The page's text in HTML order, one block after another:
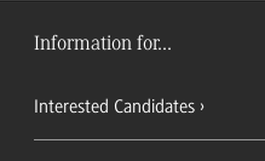
Information for...
Interested Candidates